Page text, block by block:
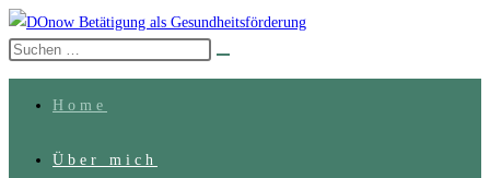
Zum
Inhalt
springen
Diese
Website
durchsuchen
abschicken
Home
Über mich